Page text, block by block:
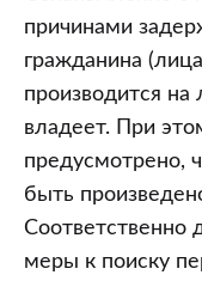
причинами
гражданина
производится
владеет. При
предусмотрено,
быть
Соответственно
меры к поиску